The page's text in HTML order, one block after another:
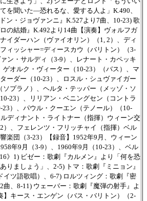
を聞いた―恐れるな、愛する人よ」K.490、
ン・ジョヴァンニ』K.527より7曲、10-23) 歌
の結婚』K.492より14曲【演奏】ヴォルフガ
イダーハン（ヴァイオリン）（1, 2）、ディ
ィッシャー=ディースカウ（バリトン）（3-
ン・サルディ（3-9）、レナート・カペッキ
ゲオルク・ヴィーター（10-23）（バス）、マ
ーダー（10-23）、ロスル・シュヴァイガー
ソプラノ）、ヘルタ・テッパー（メッゾ・ソ
23）、リリアン・ベニングセン（コントラ
23）、パウル・クーエン（テノール）（10-
ディナント・ライトナー（指揮）ウィーン交
）、フェレンツ・フリッチャイ（指揮）ベル
楽団（3-23）【録音】1952年9月、ウィーン
年9月（3-9）、1960年9月（10-23）、ベル
》1) ビゼー：歌劇『カルメン』より「何を恐
りましょう」、2-5) トマ：歌劇『ミニョン』
イツ語歌唱）、6-7) ロルツィング：歌劇『密
曲、8-11) ウェーバー：歌劇『魔弾の射手』よ
】キース・エンゲン（バス・バリトン）（2-